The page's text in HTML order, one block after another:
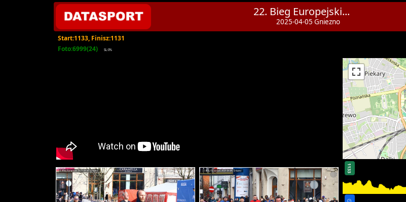
22. Bieg Europejski...
2025-04-05 Gniezno
Start:1133, Finisz:1131
Foto:6999(24)
SL:0%
1133